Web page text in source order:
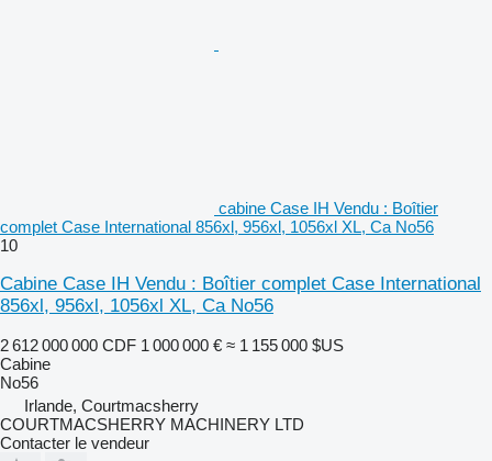
cabine Case IH Vendu : Boîtier
complet Case International 856xl, 956xl, 1056xl XL, Ca No56
10
Cabine Case IH Vendu : Boîtier complet Case International
856xl, 956xl, 1056xl XL, Ca No56
2 612 000 000 CDF 1 000 000 € ≈ 1 155 000 $US
Cabine
No56
Irlande, Courtmacsherry
COURTMACSHERRY MACHINERY LTD
Contacter le vendeur